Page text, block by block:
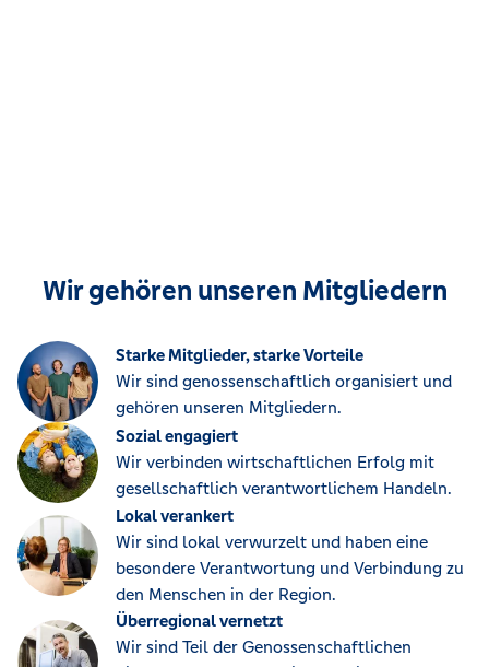
Wir gehören unseren Mitgliedern
Starke Mitglieder, starke Vorteile
Wir sind genossenschaftlich organisiert und
gehören unseren Mitgliedern.
Sozial engagiert
Wir verbinden wirtschaftlichen Erfolg mit
gesellschaftlich verantwortlichem Handeln.
Lokal verankert
Wir sind lokal verwurzelt und haben eine
besondere Verantwortung und Verbindung zu
den Menschen in der Region.
Überregional vernetzt
Wir sind Teil der Genossenschaftlichen